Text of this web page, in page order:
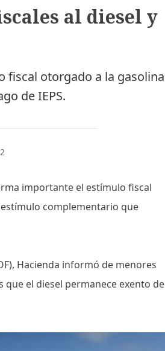
al diesel y
fiscal otorgado a la gasolina
de IEPS.
importante el estímulo fiscal
complementario que
Hacienda informó de menores
que el diesel permanece exento de